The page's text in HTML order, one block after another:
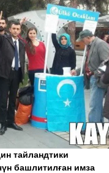
тайландтики
башлитилған имза